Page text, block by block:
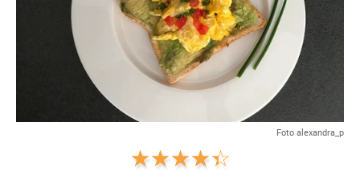
Foto alexandra_p